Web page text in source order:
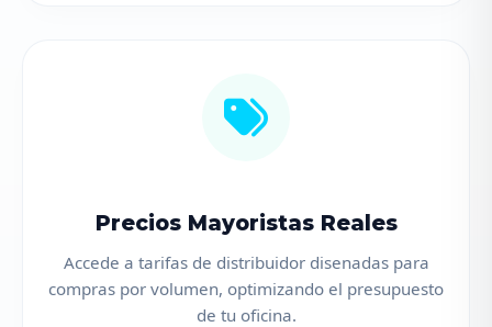
Precios Mayoristas Reales
Accede a tarifas de distribuidor disenadas para
compras por volumen, optimizando el presupuesto
de tu oficina.